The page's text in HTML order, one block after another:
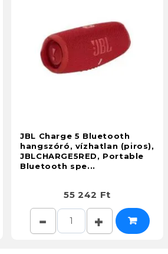
JBL Charge 5 Bluetooth
hangszóró, vízhatlan (piros),
JBLCHARGE5RED, Portable
Bluetooth spe...
55 242 Ft